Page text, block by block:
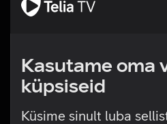
Kasutame oma
küpsiseid
Küsime sinult luba